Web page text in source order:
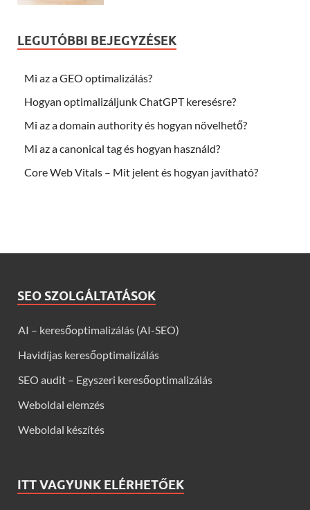
LEGUTÓBBI BEJEGYZÉSEK
Mi az a GEO optimalizálás?
Hogyan optimalizáljunk ChatGPT keresésre?
Mi az a domain authority és hogyan növelhető?
Mi az a canonical tag és hogyan használd?
Core Web Vitals – Mit jelent és hogyan javítható?
SEO SZOLGÁLTATÁSOK
AI – keresőoptimalizálás (AI-SEO)
Havidíjas keresőoptimalizálás
SEO audit – Egyszeri keresőoptimalizálás
Weboldal elemzés
Weboldal készítés
ITT VAGYUNK ELÉRHETŐEK